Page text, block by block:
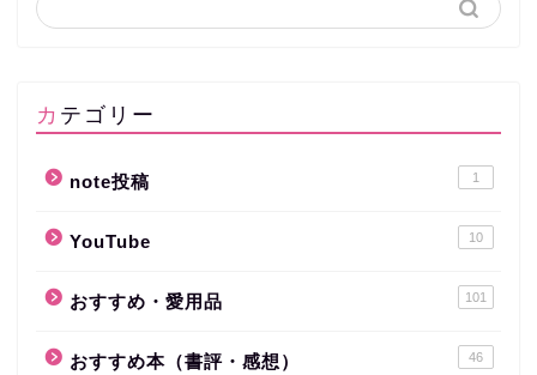
カテゴリー
note投稿 1
YouTube 10
おすすめ・愛用品 101
おすすめ本（書評・感想） 46